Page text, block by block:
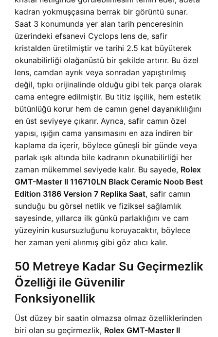
kadran yokmuşçasına berrak bir görüntü sunar.
Saat 3 konumunda yer alan tarih penceresinin
üzerindeki efsanevi Cyclops lens de, safir
kristalden üretilmiştir ve tarihi 2.5 kat büyüterek
okunabilirliği olağanüstü bir şekilde artırır. Bu özel
lens, camdan ayrık veya sonradan yapıştırılmış
değil, tıpkı orijinalinde olduğu gibi tek parça olarak
cama entegre edilmiştir. Bu titiz işçilik, hem estetik
bütünlüğü korur hem de camın genel dayanıklılığını
en üst seviyeye çıkarır. Ayrıca, safir camın özel
yapısı, ışığın cama yansımasını en aza indiren bir
kaplama da içerir, böylece güneşli bir günde veya
parlak ışık altında bile kadranın okunabilirliği her
zaman mükemmel seviyede kalır. Bu sayede, Rolex
GMT-Master II 116710LN Black Ceramic Noob Best
Edition 3186 Version 7 Replika Saat, safir camın
sunduğu bu görsel netlik ve fiziksel sağlamlık
sayesinde, yıllarca ilk günkü parlaklığını ve cam
yüzeyinin kusursuzluğunu koruyacaktır, böylece
her zaman yeni alınmış gibi göz alıcı kalır.
50 Metreye Kadar Su Geçirmezlik
Özelliği ile Güvenilir
Fonksiyonellik
Üst düzey bir saatin olmazsa olmaz özelliklerinden
biri olan su geçirmezlik, Rolex GMT-Master II